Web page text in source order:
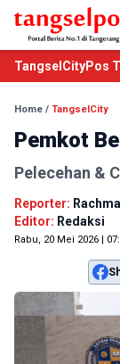
TangselCityPos
Home / TangselCity
Pemkot
Pelecehan &
Reporter:
Editor: Redaksi
Rabu, 20 Mei 2026 |